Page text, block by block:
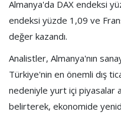
Almanya'da DAX endeksi
endeksi yüzde 1,09 ve
değer kazandı.
Analistler, Almanya'nın
Türkiye'nin en önemli dış
nedeniyle yurt içi piyasalar
belirterek, ekonomide